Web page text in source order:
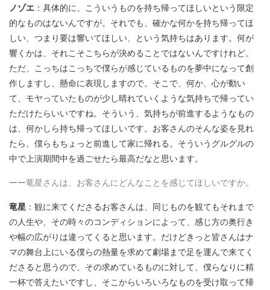
ノゾエ ：具体的に、こういうものを持ち帰ってほしいという限定
的なものはないんですが。それでも、確かな何かを持ち帰ってほ
しい、つまり要は響いてほしい、という気持ちはあります。何が
響くかは、それこそこちらが決めることではないんですけれど。
ただ、こっちはこっちで僕らが感じているものを夢中になって創
作しますし、懸命に表現しますので。そこで、何か、心が動い
て、モヤっていたものが少し晴れていくような気持ちで帰ってい
ただけたらいいですね。そういう、気持ちが前進するようなもの
は、何かしら持ち帰ってほしいです。お客さんのそんな姿を見れ
たら、僕らもちょっと前進して家に帰れる。そういうグルグルの
中で上演期間中を過ごせたら最高だなと思います。
ーー竜星さんは、お客さんにどんなことを感じてほしいですか。
竜星 ：観に来てくださるお客さんは、同じものを観てもそれまで
の人生や、その時々のコンディションによって、感じ方の奥行き
や幅の広がりは違ってくると思います。だけどきっと皆さんはナ
マの舞台上にいる僕らの熱量を求めて劇場まで足を運んで来てく
ださると思うので、その求めているものに対して、僕らなりに精
一杯で答えたいですし、そこからいろいろなものを受け取って帰